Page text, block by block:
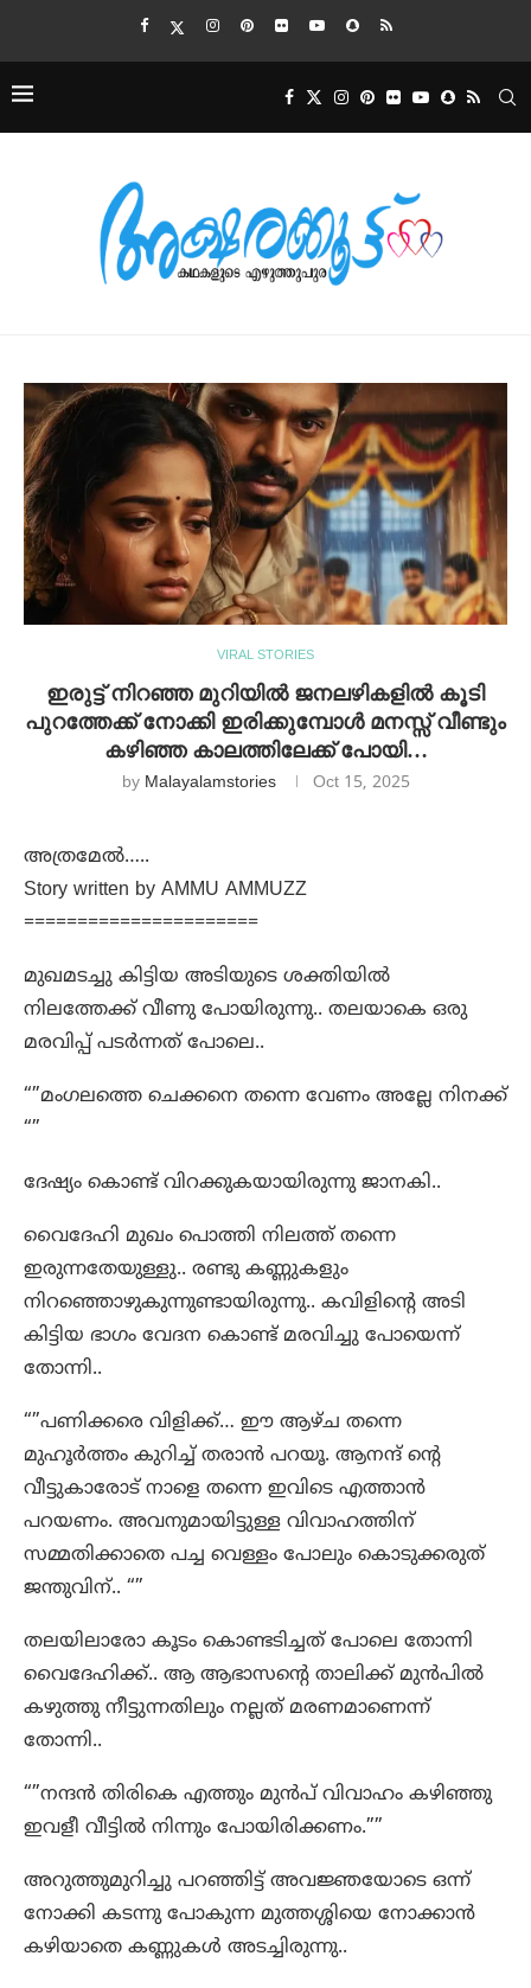
VIRAL STORIES
ഇരുട്ട് നിറഞ്ഞ മുറിയിൽ ജനലഴികളിൽ കൂടി
പുറത്തേക്ക് നോക്കി ഇരിക്കുമ്പോൾ മനസ്സ് വീണ്ടും
കഴിഞ്ഞ കാലത്തിലേക്ക് പോയി…
by Malayalamstories Oct 15, 2025
അത്രമേൽ…..
Story written by AMMU AMMUZZ
======================
മുഖമടച്ചു കിട്ടിയ അടിയുടെ ശക്തിയിൽ
നിലത്തേക്ക് വീണു പോയിരുന്നു.. തലയാകെ ഒരു
മരവിപ്പ് പടർന്നത് പോലെ..
“”മംഗലത്തെ ചെക്കനെ തന്നെ വേണം അല്ലേ നിനക്ക്
“”
ദേഷ്യം കൊണ്ട് വിറക്കുകയായിരുന്നു ജാനകി..
വൈദേഹി മുഖം പൊത്തി നിലത്ത് തന്നെ
ഇരുന്നതേയുള്ളു.. രണ്ടു കണ്ണുകളും
നിറഞ്ഞൊഴുകുന്നുണ്ടായിരുന്നു.. കവിളിന്റെ അടി
കിട്ടിയ ഭാഗം വേദന കൊണ്ട് മരവിച്ചു പോയെന്ന്
തോന്നി..
“”പണിക്കരെ വിളിക്ക്… ഈ ആഴ്ച തന്നെ
മുഹൂർത്തം കുറിച്ച് തരാൻ പറയൂ. ആനന്ദ് ന്റെ
വീട്ടുകാരോട് നാളെ തന്നെ ഇവിടെ എത്താൻ
പറയണം. അവനുമായിട്ടുള്ള വിവാഹത്തിന്
സമ്മതിക്കാതെ പച്ച വെള്ളം പോലും കൊടുക്കരുത്
ജന്തുവിന്.. “”
തലയിലാരോ കൂടം കൊണ്ടടിച്ചത് പോലെ തോന്നി
വൈദേഹിക്ക്.. ആ ആഭാസന്റെ താലിക്ക് മുൻപിൽ
കഴുത്തു നീട്ടുന്നതിലും നല്ലത് മരണമാണെന്ന്
തോന്നി..
“”നന്ദൻ തിരികെ എത്തും മുൻപ് വിവാഹം കഴിഞ്ഞു
ഇവളീ വീട്ടിൽ നിന്നും പോയിരിക്കണം.””
അറുത്തുമുറിച്ചു പറഞ്ഞിട്ട് അവജ്ഞയോടെ ഒന്ന്
നോക്കി കടന്നു പോകുന്ന മുത്തശ്ശിയെ നോക്കാൻ
കഴിയാതെ കണ്ണുകൾ അടച്ചിരുന്നു..